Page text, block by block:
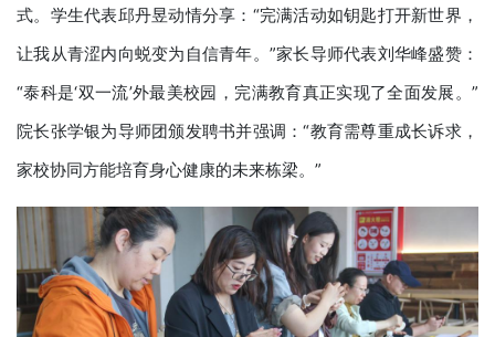
式。学生代表邱丹昱动情分享：“完满活动如钥匙打开新世界，
让我从青涩内向蜕变为自信青年。”家长导师代表刘华峰盛赞：
“泰科是‘双一流’外最美校园，完满教育真正实现了全面发展。”
院长张学银为导师团颁发聘书并强调：“教育需尊重成长诉求，
家校协同方能培育身心健康的未来栋梁。”